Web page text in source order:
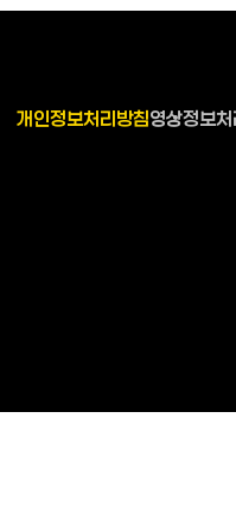
개인정보처리방침영상정보